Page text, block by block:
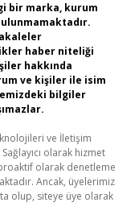
bir marka, kurum
haber niteliği
hakkında
ve kişiler ile isim
bilgiler
ve İletişim
olarak hizmet
olarak denetleme
Ancak, üyelerimiz
olup, siteye üye olarak